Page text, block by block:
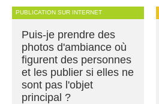
PUBLICATION SUR INTERNET
Puis-je prendre des
photos d'ambiance où
figurent des personnes
et les publier si elles ne
sont pas l'objet
principal ?